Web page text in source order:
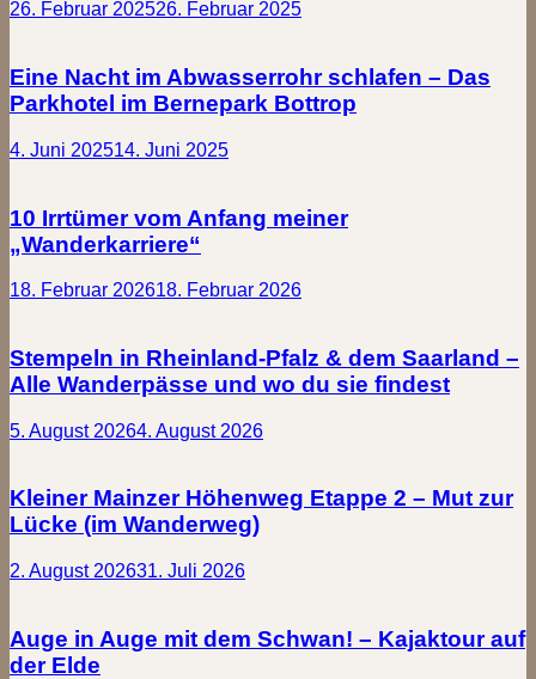
26. Februar 202526. Februar 2025
Eine Nacht im Abwasserrohr schlafen – Das
Parkhotel im Bernepark Bottrop
4. Juni 202514. Juni 2025
10 Irrtümer vom Anfang meiner
„Wanderkarriere“
18. Februar 202618. Februar 2026
Stempeln in Rheinland-Pfalz & dem Saarland –
Alle Wanderpässe und wo du sie findest
5. August 20264. August 2026
Kleiner Mainzer Höhenweg Etappe 2 – Mut zur
Lücke (im Wanderweg)
2. August 202631. Juli 2026
Auge in Auge mit dem Schwan! – Kajaktour auf
der Elde